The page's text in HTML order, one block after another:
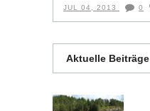
JUL 04, 2013 0
Aktuelle Beiträge